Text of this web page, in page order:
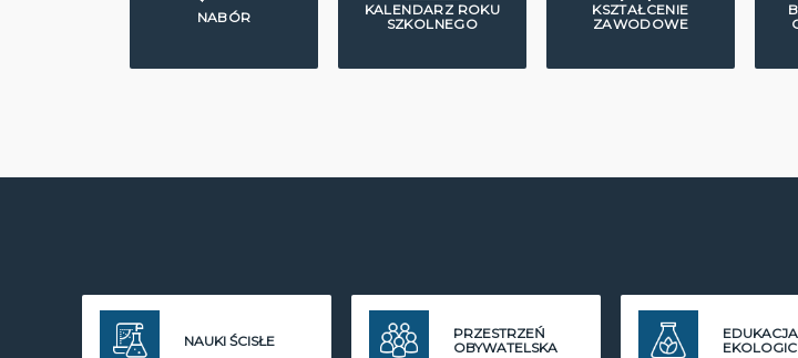
NABÓR
KALENDARZ ROKU
SZKOLNEGO
KSZTAŁCENIE
ZAWODOWE
NAUKI ŚCISŁE
PRZESTRZEŃ
OBYWATELSKA
EDUKACJA